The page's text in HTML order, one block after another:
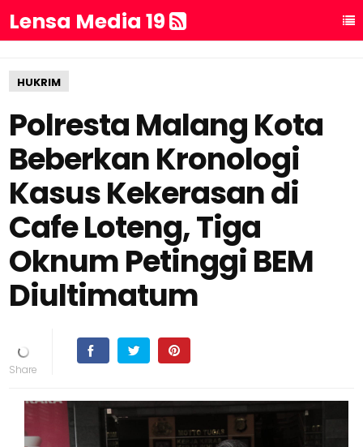
Lensa Media 19
HUKRIM
Polresta Malang Kota
Beberkan Kronologi
Kasus Kekerasan di
Cafe Loteng, Tiga
Oknum Petinggi BEM
Diultimatum